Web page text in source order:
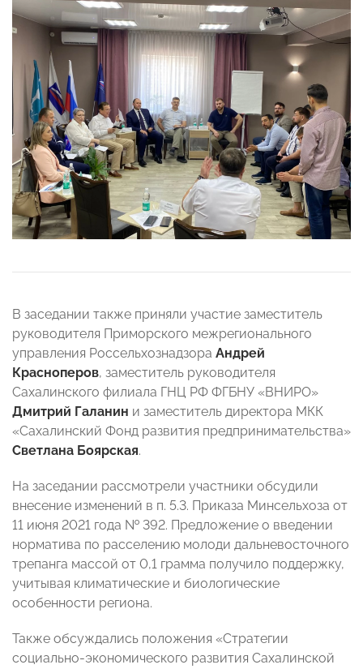
В заседании также приняли участие заместитель
руководителя Приморского межрегионального
управления Россельхознадзора Андрей
Красноперов, заместитель руководителя
Сахалинского филиала ГНЦ РФ ФГБНУ «ВНИРО»
Дмитрий Галанин и заместитель директора МКК
«Сахалинский Фонд развития предпринимательства»
Светлана Боярская.
На заседании рассмотрели участники обсудили
внесение изменений в п. 5.3. Приказа Минсельхоза от
11 июня 2021 года № 392. Предложение о введении
норматива по расселению молоди дальневосточного
трепанга массой от 0,1 грамма получило поддержку,
учитывая климатические и биологические
особенности региона.
Также обсуждались положения «Стратегии
социально-экономического развития Сахалинской